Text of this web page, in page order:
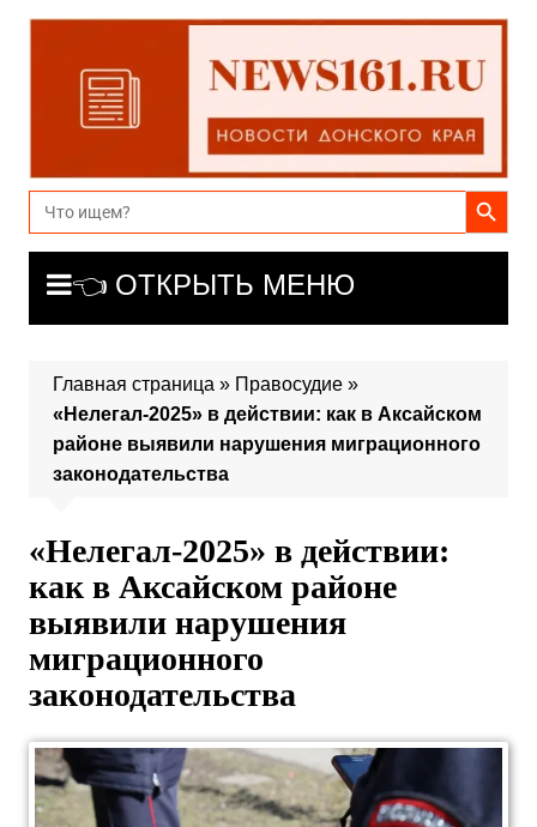
Перейти
содержимому
Search
for:
Search Button
👈 ОТКРЫТЬ МЕНЮ
Главная страница » Правосудие»
«Нелегал-2025» в действии: как в Аксайском
районе выявили нарушения миграционного
законодательства
«Нелегал-2025» в действии:
как в Аксайском районе
выявили нарушения
миграционного
законодательства